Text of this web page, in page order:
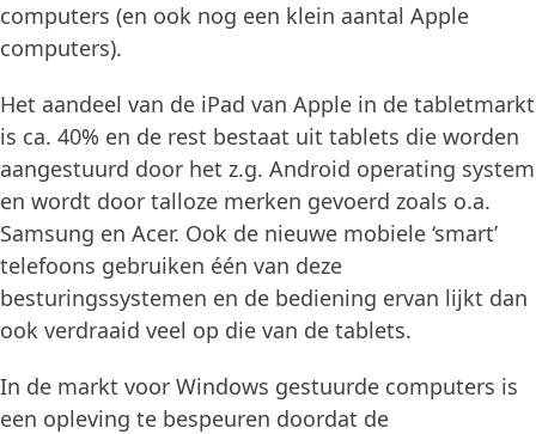
computers (en ook nog een klein aantal Apple
computers).
Het aandeel van de iPad van Apple in de tabletmarkt
is ca. 40% en de rest bestaat uit tablets die worden
aangestuurd door het z.g. Android operating system
en wordt door talloze merken gevoerd zoals o.a.
Samsung en Acer. Ook de nieuwe mobiele ‘smart’
telefoons gebruiken één van deze
besturingssystemen en de bediening ervan lijkt dan
ook verdraaid veel op die van de tablets.
In de markt voor Windows gestuurde computers is
een opleving te bespeuren doordat de